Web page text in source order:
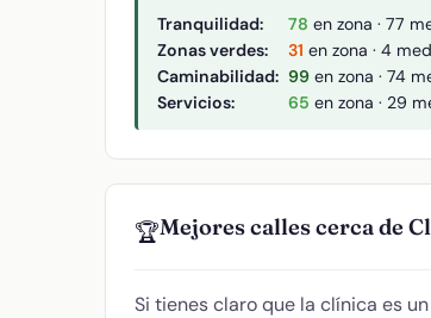
Tranquilidad: 78 en zona · 77
Zonas verdes: 31 en zona · 4
Caminabilidad: 99 en zona · 74
Servicios: 65 en zona · 29
🏆Mejores calles cerca de
Si tienes claro que la clínica es